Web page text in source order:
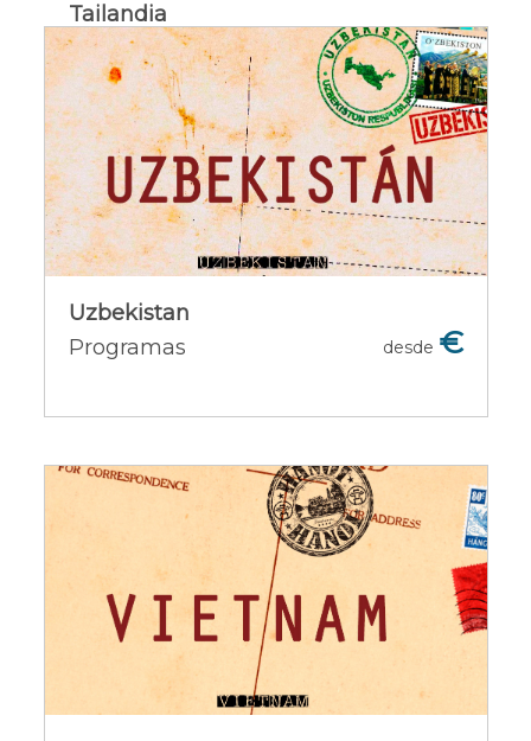
Tailandia
Programas
desde€
Uzbekistan
Programas
desde €
Uzbekistan
Vietnam
Vietnam, un país que tiene una de las
culturas más antiguas y fascinantes del
mundo que ha sabido mantener sus
costumbres y tradiciones. Un país
donde encontraremos una